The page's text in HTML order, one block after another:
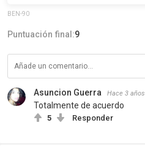
BEN-90
Puntuación final:9
Asuncion Guerra Hace 3 años
Totalmente de acuerdo
5 Responder